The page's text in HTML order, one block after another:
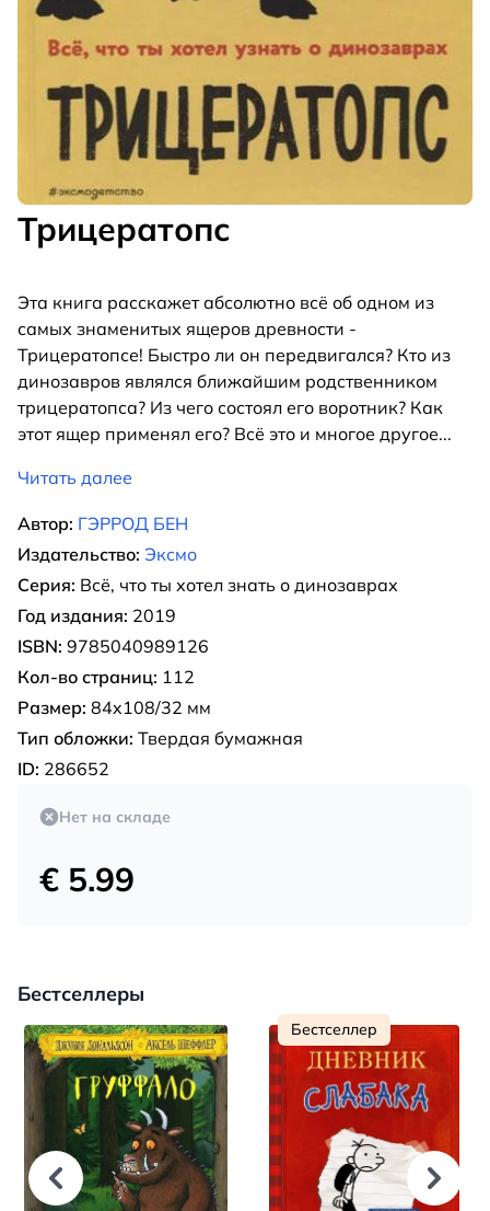
Трицератопс
Эта книга расскажет абсолютно всё об одном из
самых знаменитых ящеров древности -
Трицератопсе! Быстро ли он передвигался? Кто из
динозавров являлся ближайшим родственником
трицератопса? Из чего состоял его воротник? Как
этот ящер применял его? Всё это и многое другое...
Читать далее
Автор: ГЭРРОД БЕН
Издательство: Эксмо
Серия: Всё, что ты хотел знать о динозаврах
Год издания: 2019
ISBN: 9785040989126
Кол-во страниц: 112
Размер: 84x108/32 мм
Тип обложки: Твердая бумажная
ID: 286652
Нет на складе
€ 5.99
Бестселлеры
Бестселлер